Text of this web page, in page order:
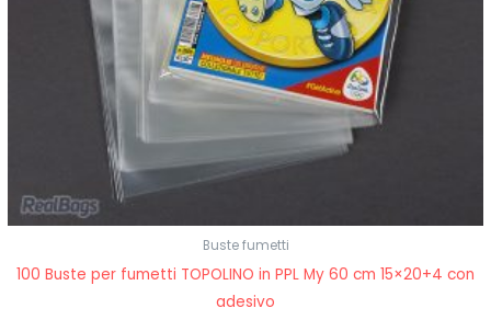
Buste fumetti
100 Buste per fumetti TOPOLINO in PPL My 60 cm 15×20+4 con
adesivo